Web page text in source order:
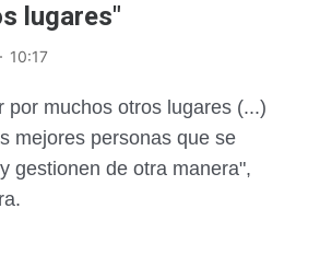
lugares"
10:17
por muchos otros lugares (...)
mejores personas que se
gestionen de otra manera",